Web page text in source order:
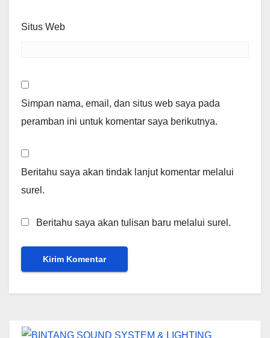
Situs Web
Simpan nama, email, dan situs web saya pada
peramban ini untuk komentar saya berikutnya.
Beritahu saya akan tindak lanjut komentar melalui
surel.
Beritahu saya akan tulisan baru melalui surel.